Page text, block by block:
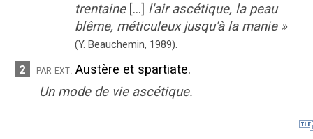
trentaine [...] l'air ascétique, la peau
blême, méticuleux jusqu'à la manie »
(Y. Beauchemin, 1989).
2 par ext. Austère et spartiate.
Un mode de vie ascétique.